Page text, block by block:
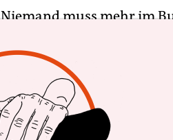
Niemand muss mehr im
Fahrkartenautomat
für den öffentlichen
nutzen oder nicht. Das ist
der sich nicht über die
durch Beiträge aller